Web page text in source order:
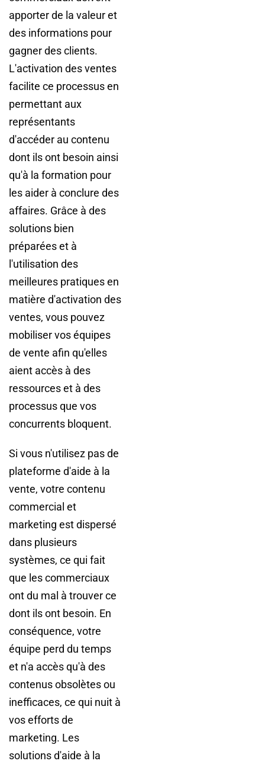
apporter de la valeur et
des informations pour
gagner des clients.
L'activation des ventes
facilite ce processus en
permettant aux
représentants
d'accéder au contenu
dont ils ont besoin ainsi
qu'à la formation pour
les aider à conclure des
affaires. Grâce à des
solutions bien
préparées et à
l'utilisation des
meilleures pratiques en
matière d'activation des
ventes, vous pouvez
mobiliser vos équipes
de vente afin qu'elles
aient accès à des
ressources et à des
processus que vos
concurrents bloquent.
Si vous n'utilisez pas de
plateforme d'aide à la
vente, votre contenu
commercial et
marketing est dispersé
dans plusieurs
systèmes, ce qui fait
que les commerciaux
ont du mal à trouver ce
dont ils ont besoin. En
conséquence, votre
équipe perd du temps
et n'a accès qu'à des
contenus obsolètes ou
inefficaces, ce qui nuit à
vos efforts de
marketing. Les
solutions d'aide à la